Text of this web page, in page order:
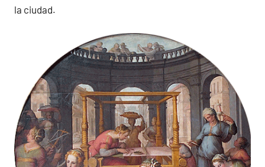
la ciudad.